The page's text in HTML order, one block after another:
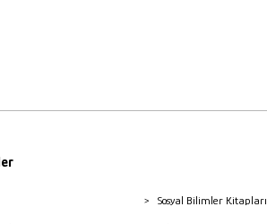
Sosyal Bilimler Kitapları